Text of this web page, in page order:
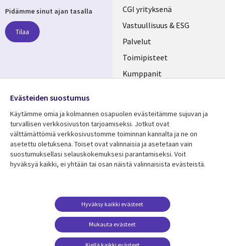
Useful
links
FINLAND
CGI yrityksenä
Vastuullisuus & ESG
Palvelut
Toimipisteet
Kumppanit
Resurssikeskus
Library
FINLAND
Asiakastarinat
Lisätietoa
Legal
Tietosuoja
Käyttöehdot
Yhteystiedot
Evästeasetuksesi
Pidämme sinut ajan tasalla
Tilaa
Media
FINLAND
Evästeiden suostumus
Käytämme omia ja kolmannen osapuolen evästeitämme sujuvan ja
turvallisen verkkosivuston tarjoamiseksi. Jotkut ovat
välttämättömiä verkkosivustomme toiminnan kannalta ja ne on
asetettu oletuksena. Toiset ovat valinnaisia ​​ja asetetaan vain
suostumuksellasi selauskokemuksesi parantamiseksi. Voit
hyväksyä kaikki, ei yhtään tai osan näistä valinnaisista evästeistä.
Mukauta evästeet
Hyväksy kaikki evästeet